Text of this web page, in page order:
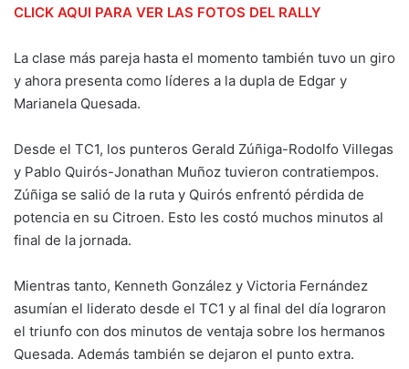
CLICK AQUI PARA VER LAS FOTOS DEL RALLY
La clase más pareja hasta el momento también tuvo un giro
y ahora presenta como líderes a la dupla de Edgar y
Marianela Quesada.
Desde el TC1, los punteros Gerald Zúñiga-Rodolfo Villegas
y Pablo Quirós-Jonathan Muñoz tuvieron contratiempos.
Zúñiga se salió de la ruta y Quirós enfrentó pérdida de
potencia en su Citroen. Esto les costó muchos minutos al
final de la jornada.
Mientras tanto, Kenneth González y Victoria Fernández
asumían el liderato desde el TC1 y al final del día lograron
el triunfo con dos minutos de ventaja sobre los hermanos
Quesada. Además también se dejaron el punto extra.